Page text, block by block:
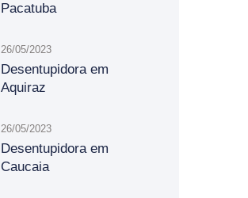
Pacatuba
26/05/2023
Desentupidora em
Aquiraz
26/05/2023
Desentupidora em
Caucaia